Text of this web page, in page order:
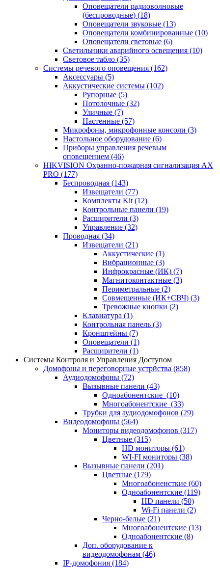
Оповещатели радиоволновые
(беспроводные) (18)
Оповещатели звуковые (13)
Оповещатели комбинированные (10)
Оповещатели световые (6)
Светильники аварийного освещения (10)
Световое табло (35)
Системы речевого оповещения (162)
Аксессуары (5)
Аккустические системы (102)
Рупорные (5)
Потолочные (32)
Уличные (7)
Настенные (57)
Микрофоны, микрофонные консоли (3)
Настольное оборудование (6)
Приборы управления речевым
оповещением (46)
HIKVISION Охранно-пожарная сигнализация AX
PRO (177)
Беспроводная (143)
Извещатели (77)
Комплекты Kit (12)
Контрольные панели (19)
Расширители (3)
Управление (32)
Проводная (34)
Извещатели (21)
Аккустические (1)
Вибрационные (3)
Инфрокрасные (ИК) (7)
Магнитоконтактные (3)
Периметральные (2)
Совмещенные (ИК+СВЧ) (3)
Тревожные кнопки (2)
Клавиатура (1)
Контрольная панель (3)
Кронштейны (7)
Оповещатели (1)
Расширители (1)
Системы Контроля и Управления Доступом
Домофоны и переговорные устрйства (858)
Аудиодомофоны (72)
Вызывные панели (43)
Одноабонентские (10)
Многоабонентские (33)
Трубки для аудиодомофонов (29)
Видеодомофоны (564)
Мониторы видеодомофонов (317)
Цветные (315)
HD мониторы (61)
WI-FI мониторы (38)
Вызывные панели (201)
Цветные (179)
Многоабоненсткие (60)
Одноабонентские (119)
HD панели (50)
Wi-Fi панели (2)
Черно-белые (21)
Многоабонентские (13)
Одноабонентские (8)
Доп. оборудование к
видеодомофонам (46)
IP-домофония (184)